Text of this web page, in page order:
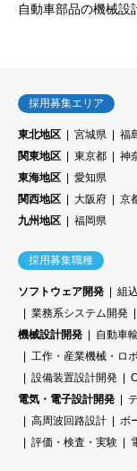
自動車部品の機械設
採用募集エリア
東北地区 宮城県
福
関東地区
東京都 神
東海地区
愛知県
関西地区
大阪府 京
九州地区
福岡県
採用募集職種
ソフトウェア開発 組
業務系システム開発
機械設計開発
自動車
工作・産業機械・ロ
設備装置設計開発
電気・電子設計開発
高周波回路設計
ボ
評価・検査・実験